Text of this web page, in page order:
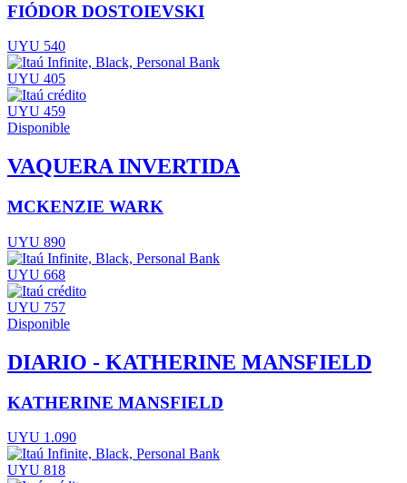
FIÓDOR DOSTOIEVSKI
UYU 540
UYU 405
UYU 459
Disponible
VAQUERA INVERTIDA
MCKENZIE WARK
UYU 890
UYU 668
UYU 757
Disponible
DIARIO - KATHERINE MANSFIELD
KATHERINE MANSFIELD
UYU 1.090
UYU 818